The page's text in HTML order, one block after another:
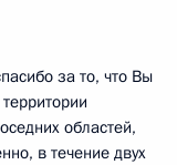
за то, что Вы
областей,
в течение двух